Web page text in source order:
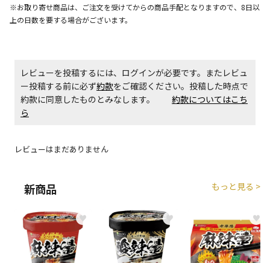
商品購入個数ごとに送料がかかる商品です
※お取り寄せ商品は、ご注文を受けてからの商品手配となりますので、8日以
上の日数を要する場合がございます。
レビューを投稿するには、ログインが必要です。またレビュ
ー投稿する前に必ず約款をご確認ください。投稿した時点で
約款に同意したものとみなします。 約款についてはこち
ら
レビューはまだありません
新商品 もっと見る >
♥ ♥ ♥